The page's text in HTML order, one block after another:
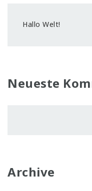
Hallo Welt!
Neueste
Archive